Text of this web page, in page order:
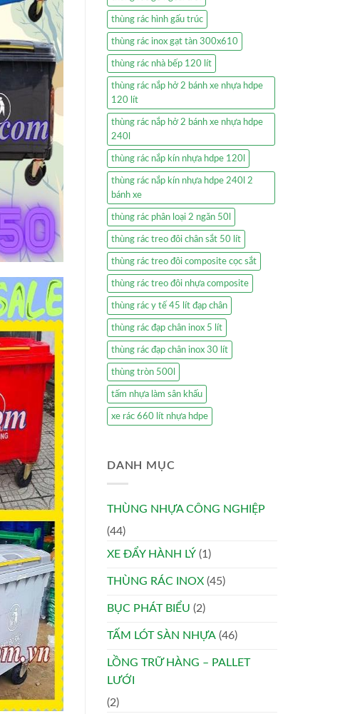
thùng rác hình gấu trúc
thùng rác inox gạt tàn 300x610
thùng rác nhà bếp 120 lít
thùng rác nắp hở 2 bánh xe nhựa hdpe
120 lít
thùng rác nắp hở 2 bánh xe nhựa hdpe
240l
thùng rác nắp kín nhựa hdpe 120l
thùng rác nắp kín nhựa hdpe 240l 2
bánh xe
thùng rác phân loại 2 ngăn 50l
thùng rác treo đôi chân sắt 50 lít
thùng rác treo đôi composite cọc sắt
thùng rác treo đôi nhựa composite
thùng rác y tế 45 lít đạp chân
thùng rác đạp chân inox 5 lít
thùng rác đạp chân inox 30 lít
thùng tròn 500l
tấm nhựa làm sân khấu
xe rác 660 lít nhựa hdpe
DANH MỤC
THÙNG NHỰA CÔNG NGHIỆP
(44)
XE ĐẨY HÀNH LÝ (1)
THÙNG RÁC INOX (45)
BỤC PHÁT BIỂU (2)
TẤM LÓT SÀN NHỰA (46)
LỒNG TRỮ HÀNG – PALLET
LƯỚI
(2)